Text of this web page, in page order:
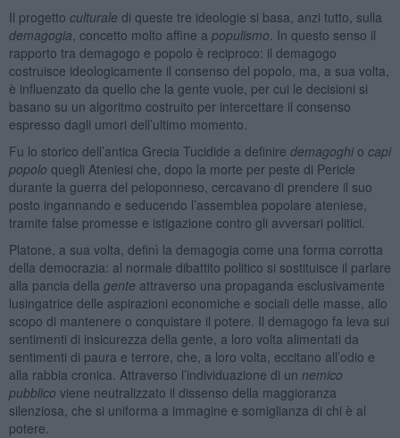
Il progetto culturale di queste tre ideologie si basa, anzi tutto, sulla
demagogia , concetto molto affine a populismo . In questo senso il
rapporto tra demagogo e popolo è reciproco: il demagogo
costruisce ideologicamente il consenso del popolo, ma, a sua volta,
è influenzato da quello che la gente vuole, per cui le decisioni si
basano su un algoritmo costruito per intercettare il consenso
espresso dagli umori dell’ultimo momento.
Fu lo storico dell’antica Grecia Tucidide a definire demagoghio capi
popolo quegli Ateniesi che, dopo la morte per peste di Pericle
durante la guerra del peloponneso, cercavano di prendere il suo
posto ingannando e seducendo l’assemblea popolare ateniese,
tramite false promesse e istigazione contro gli avversari politici.
Platone, a sua volta, definì la demagogia come una forma corrotta
della democrazia: al normale dibattito politico si sostituisce il parlare
alla pancia della gente attraverso una propaganda esclusivamente
lusingatrice delle aspirazioni economiche e sociali delle masse, allo
scopo di mantenere o conquistare il potere. Il demagogo fa leva sui
sentimenti di insicurezza della gente, a loro volta alimentati da
sentimenti di paura e terrore, che, a loro volta, eccitano all’odio e
alla rabbia cronica. Attraverso l’individuazione di un nemico
pubblico viene neutralizzato il dissenso della maggioranza
silenziosa, che si uniforma a immagine e somiglianza di chi è al
potere.